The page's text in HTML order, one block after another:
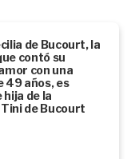
de Bucourt, la
contó su
con una
49 años, es
de la
de Bucourt